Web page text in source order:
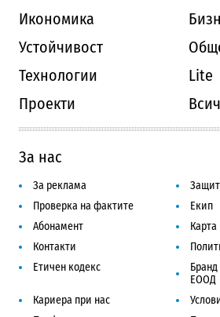
Икономика
Устойчивост
Технологии
Lite
Проекти
За нас
За реклама
Проверка на фактите
Екип
Абонамент
Карта
Контакти
Етичен кодекс
ЕООД
Кариера при нас